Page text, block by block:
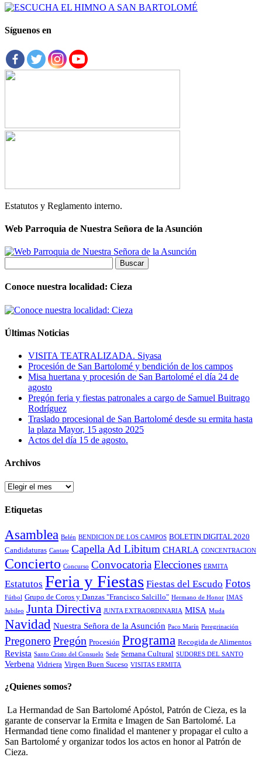
Síguenos en
Estatutos y Reglamento interno.
Web Parroquia de Nuestra Señora de la Asunción
Conoce nuestra localidad: Cieza
Últimas Noticias
VISITA TEATRALIZADA. Siyasa
Procesión de San Bartolomé y bendición de los campos
Misa huertana y procesión de San Bartolomé el día 24 de
agosto
Pregón feria y fiestas patronales a cargo de Samuel Buitrago
Rodríguez
Traslado procesional de San Bartolomé desde su ermita hasta
la plaza Mayor, 15 agosto 2025
Actos del día 15 de agosto.
Archivos
Archivos
Etiquetas
Asamblea Belén BENDICION DE LOS CAMPOS BOLETIN DIGITAL 2020
Candidaturas Cantate Capella Ad Libitum CHARLA CONCENTRACION
Concierto Concurso ConvocatoriaElecciones ERMITA
Estatutos Feria y Fiestas Fiestas del Escudo Fotos
Fútbol Grupo de Coros y Danzas "Francisco Salcillo" Hermano de Honor IMAS
Jubileo Junta Directiva JUNTA EXTRAORDINARIA MISA Muda
Navidad Nuestra Señora de la Asunción Paco Marín Peregrinación
Pregonero Pregón Procesión Programa Recogida de Alimentos
Revista Santo Cristo del Consuelo Sede Semana Cultural SUDORES DEL SANTO
Verbena Vidriera Virgen Buen Suceso VISITAS ERMITA
¿Quienes somos?
La Hermandad de San Bartolomé Apóstol, Patrón de Cieza, es la
garante de conservar la Ermita e Imagen de San Bartolomé. La
Hermandad tiene como finalidad el mantener y propagar el culto a
San Bartolomé y organizar todos los actos en honor al Patrón de
Cieza.